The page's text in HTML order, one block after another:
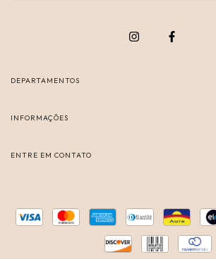
DEPARTAMENTOS
INFORMAÇÕES
ENTRE EM CONTATO